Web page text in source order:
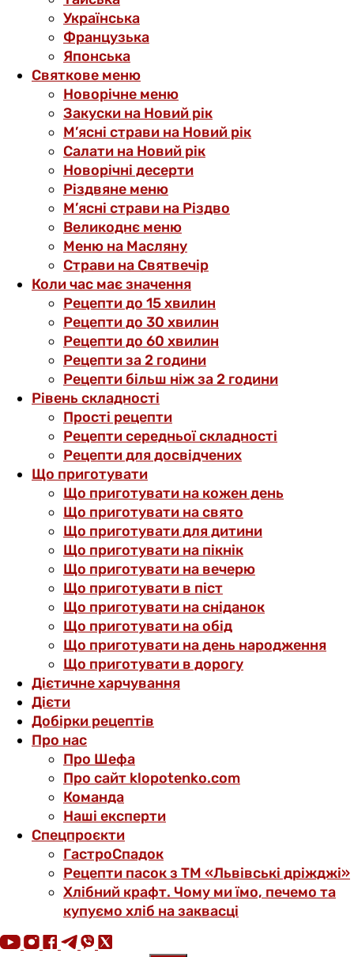
Українська
Французька
Японська
Святкове меню
Новорічне меню
Закуски на Новий рік
М’ясні страви на Новий рік
Салати на Новий рік
Новорічні десерти
Різдвяне меню
М’ясні страви на Різдво
Великоднє меню
Меню на Масляну
Страви на Святвечір
Коли час має значення
Рецепти до 15 хвилин
Рецепти до 30 хвилин
Рецепти до 60 хвилин
Рецепти за 2 години
Рецепти більш ніж за 2 години
Рівень складності
Прості рецепти
Рецепти середньої складності
Рецепти для досвідчених
Що приготувати
Що приготувати на кожен день
Що приготувати на свято
Що приготувати для дитини
Що приготувати на пікнік
Що приготувати на вечерю
Що приготувати в піст
Що приготувати на сніданок
Що приготувати на обід
Що приготувати на день народження
Що приготувати в дорогу
Дієтичне харчування
Дієти
Добірки рецептів
Про нас
Про Шефа
Про сайт klopotenko.com
Команда
Наші експерти
Спецпроєкти
ГастроСпадок
Рецепти пасок з ТМ «Львівські дріжджі»
Хлібний крафт. Чому ми їмо, печемо та
купуємо хліб на заквасці